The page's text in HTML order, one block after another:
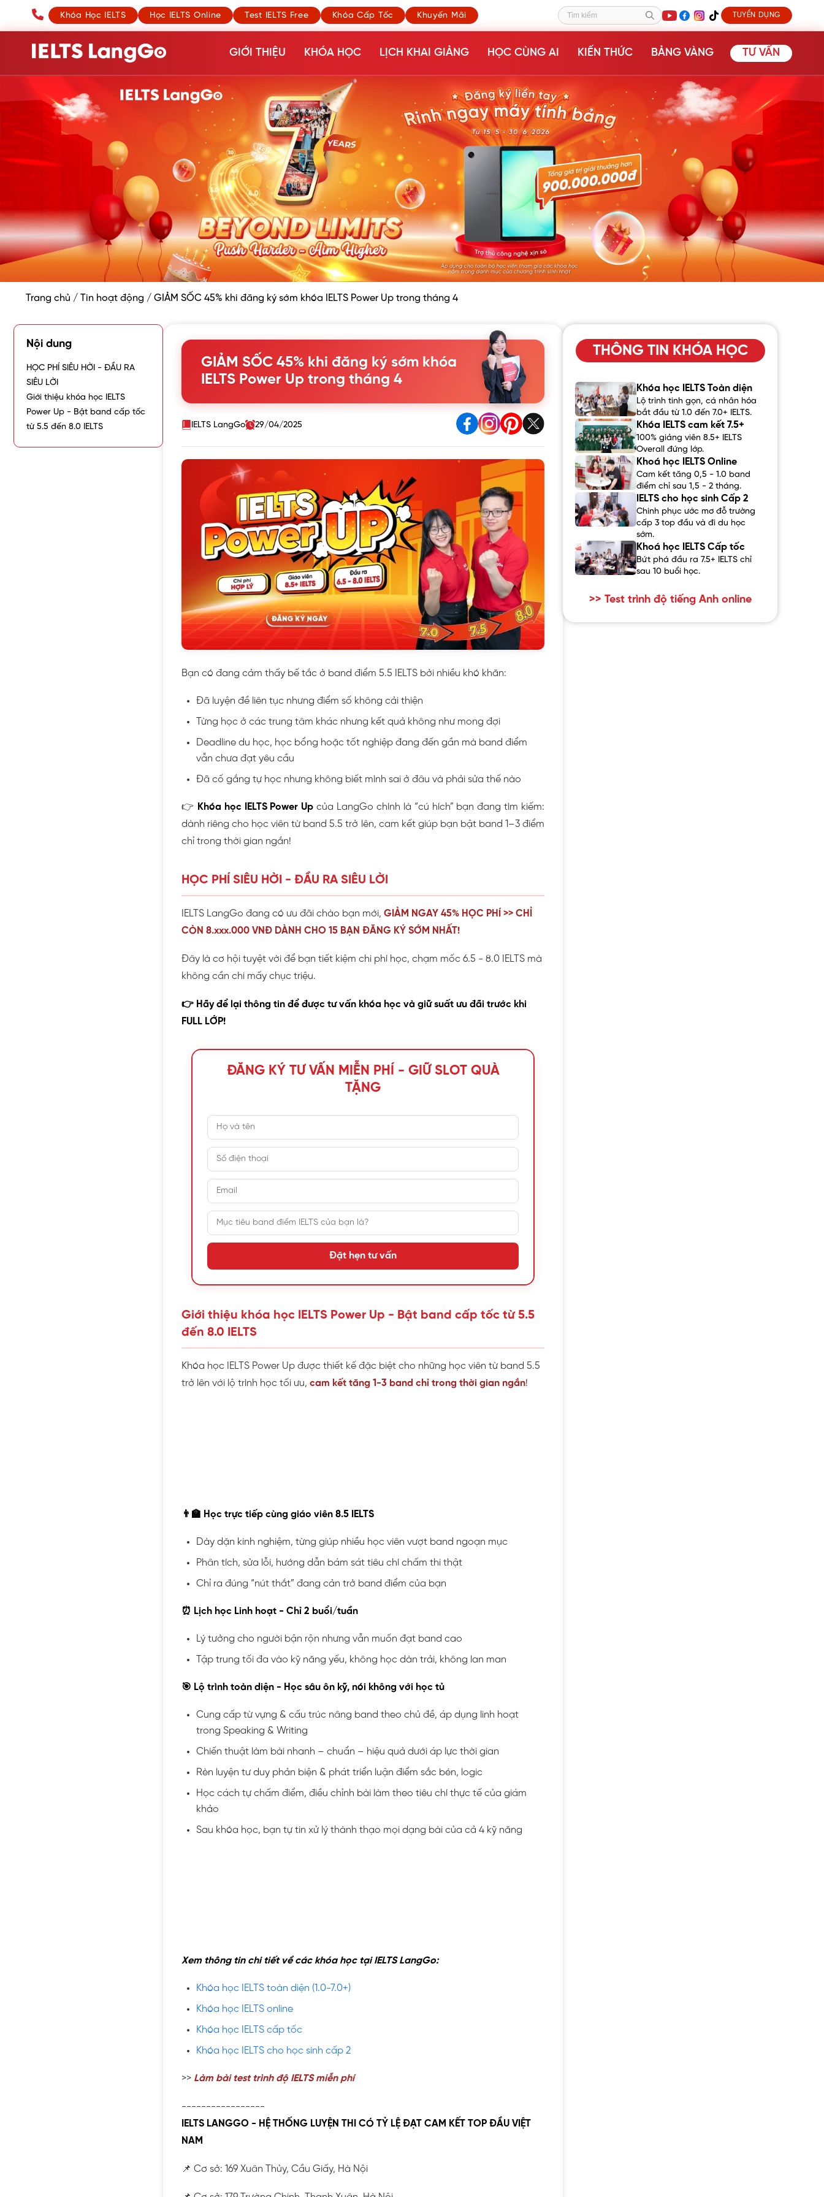
Khóa Học IELTS Học IELTS Online Test IELTS Free Khóa Cấp Tốc Khuyến Mãi Tìm kiếm TUYỂN DỤNG
GIỚI THIỆU KHÓA HỌC LỊCH KHAI GIẢNG HỌC CÙNG AI KIẾN THỨC BẢNG VÀNG TƯ VẤN
Trang chủ / Tin hoạt động / GIẢM SỐC 45% khi đăng ký sớm khóa IELTS Power Up trong tháng 4
Nội dung
HỌC PHÍ SIÊU HỜI - ĐẦU RA
SIÊU LỜI
Giới thiệu khóa học IELTS
Power Up - Bật band cấp tốc
từ 5.5 đến 8.0 IELTS
GIẢM SỐC 45% khi đăng ký sớm khóa
IELTS Power Up trong tháng 4
IELTS LangGo 29/04/2025
Bạn có đang cảm thấy bế tắc ở band điểm 5.5 IELTS bởi nhiều khó khăn:
Đã luyện đề liên tục nhưng điểm số không cải thiện
Từng học ở các trung tâm khác nhưng kết quả không như mong đợi
Deadline du học, học bổng hoặc tốt nghiệp đang đến gần mà band điểm
vẫn chưa đạt yêu cầu
Đã cố gắng tự học nhưng không biết mình sai ở đâu và phải sửa thế nào
👉 Khóa học IELTS Power Up của LangGo chính là “cú hích” bạn đang tìm kiếm:
dành riêng cho học viên từ band 5.5 trở lên, cam kết giúp bạn bật band 1–3 điểm
chỉ trong thời gian ngắn!
HỌC PHÍ SIÊU HỜI - ĐẦU RA SIÊU LỜI
IELTS LangGo đang có ưu đãi chào bạn mới, GIẢM NGAY 45% HỌC PHÍ >> CHỈ
CÒN 8.xxx.000 VNĐ DÀNH CHO 15 BẠN ĐĂNG KÝ SỚM NHẤT!
Đây là cơ hội tuyệt vời để bạn tiết kiệm chi phí học, chạm mốc 6.5 - 8.0 IELTS mà
không cần chi mấy chục triệu.
👉 Hãy để lại thông tin để được tư vấn khóa học và giữ suất ưu đãi trước khi
FULL LỚP!
ĐĂNG KÝ TƯ VẤN MIỄN PHÍ - GIỮ SLOT QUÀ
TẶNG
Đặt hẹn tư vấn
Giới thiệu khóa học IELTS Power Up - Bật band cấp tốc từ 5.5
đến 8.0 IELTS
Khóa học IELTS Power Up được thiết kế đặc biệt cho những học viên từ band 5.5
trở lên với lộ trình học tối ưu, cam kết tăng 1-3 band chỉ trong thời gian ngắn!
👨‍🏫 Học trực tiếp cùng giáo viên 8.5 IELTS
Dày dặn kinh nghiệm, từng giúp nhiều học viên vượt band ngoạn mục
Phân tích, sửa lỗi, hướng dẫn bám sát tiêu chí chấm thi thật
Chỉ ra đúng “nút thắt” đang cản trở band điểm của bạn
⏰ Lịch học Linh hoạt - Chỉ 2 buổi/tuần
Lý tưởng cho người bận rộn nhưng vẫn muốn đạt band cao
Tập trung tối đa vào kỹ năng yếu, không học dàn trải, không lan man
🎯 Lộ trình toàn diện - Học sâu ôn kỹ, nói không với học tủ
Cung cấp từ vựng & cấu trúc nâng band theo chủ đề, áp dụng linh hoạt
trong Speaking & Writing
Chiến thuật làm bài nhanh – chuẩn – hiệu quả dưới áp lực thời gian
Rèn luyện tư duy phản biện & phát triển luận điểm sắc bén, logic
Học cách tự chấm điểm, điều chỉnh bài làm theo tiêu chí thực tế của giám
khảo
Sau khóa học, bạn tự tin xử lý thành thạo mọi dạng bài của cả 4 kỹ năng
Xem thông tin chi tiết về các khóa học tại IELTS LangGo:
Khóa học IELTS toàn diện (1.0-7.0+)
Khóa học IELTS online
Khóa học IELTS cấp tốc
Khóa học IELTS cho học sinh cấp 2
>> Làm bài test trình độ IELTS miễn phí
-----------------
IELTS LANGGO - HỆ THỐNG LUYỆN THI CÓ TỶ LỆ ĐẠT CAM KẾT TOP ĐẦU VIỆT
NAM
📌 Cơ sở: 169 Xuân Thủy, Cầu Giấy, Hà Nội
THÔNG TIN KHÓA HỌC
Khóa học IELTS Toàn diện
Lộ trình tinh gọn, cá nhân hóa
bắt đầu từ 1.0 đến 7.0+ IELTS.
Khóa IELTS cam kết 7.5+
100% giảng viên 8.5+ IELTS
Overall đứng lớp.
Khoá học IELTS Online
Cam kết tăng 0,5 - 1.0 band
điểm chỉ sau 1,5 - 2 tháng.
IELTS cho học sinh Cấp 2
Chinh phục ước mơ đỗ trường
cấp 3 top đầu và đi du học
sớm.
Khoá học IELTS Cấp tốc
Bứt phá đầu ra 7.5+ IELTS chỉ
sau 10 buổi học.
>> Test trình độ tiếng Anh online